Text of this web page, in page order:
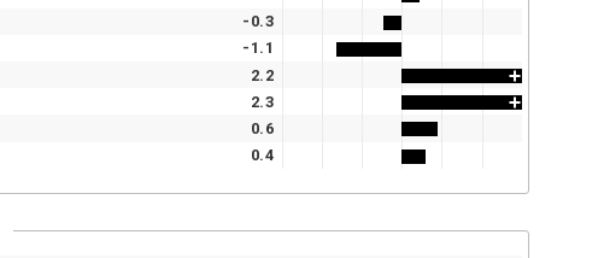
-0.3
-1.1
2.2
2.3
0.6
0.4